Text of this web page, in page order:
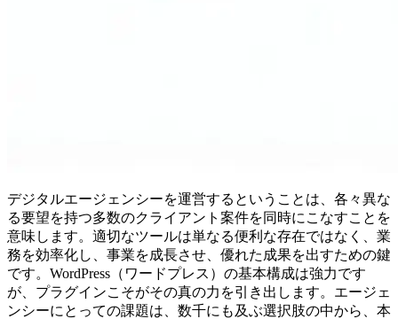
デジタルエージェンシーを運営するということは、各々異な
る要望を持つ多数のクライアント案件を同時にこなすことを
意味します。適切なツールは単なる便利な存在ではなく、業
務を効率化し、事業を成長させ、優れた成果を出すための鍵
です。WordPress（ワードプレス）の基本構成は強力です
が、プラグインこそがその真の力を引き出します。エージェ
ンシーにとっての課題は、数千にも及ぶ選択肢の中から、本